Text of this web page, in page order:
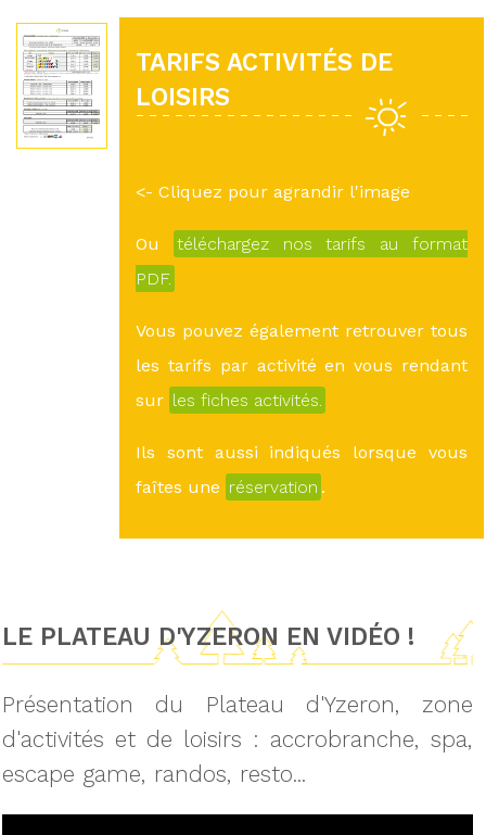
TARIFS ACTIVITÉS DE
LOISIRS
<- Cliquez pour agrandir l'image
Ou
téléchargez nos tarifs au format
PDF.
Vous pouvez également retrouver tous
les tarifs par activité en vous rendant
sur les fiches activités.
Ils sont aussi indiqués lorsque vous
faîtes une réservation .
LE PLATEAU D'YZERON EN VIDÉO !
Présentation du Plateau d'Yzeron, zone
d'activités et de loisirs : accrobranche, spa,
escape game, randos, resto...